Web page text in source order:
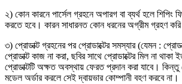
২) কোন কারনে পার্সেল গ্রহনে অপারগ বা ব্যর্থ হলে শিপিং
করতে হবে। কারন সাধারনত কোন ধরনের অগ্রীম গ্রহণ করি
৩) প্রোডাক্ট গ্রহনের পর প্রোডাক্টের সমস্যার (যেমন :
প্রোডাক্ট কাজ না করা, ছবির সাথে প্রোডাক্টের মিল না থাকা
প্রোডাক্টটি অক্ষত অবস্থায় ফেরত প্রদান করা যাবে।
মডেল অর্ডার করলে সেই দ্বায়ভার কোম্পানী বহণ করবে না।